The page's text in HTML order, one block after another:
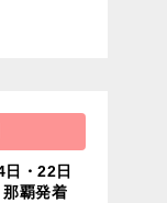
日・22日
覇発着